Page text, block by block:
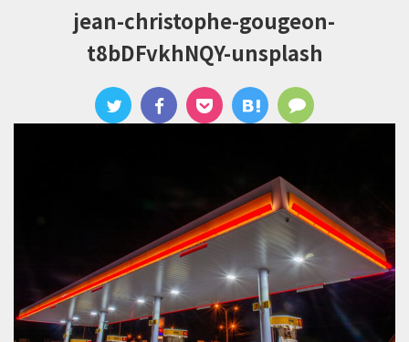
jean-christophe-gougeon-
t8bDFvkhNQY-unsplash